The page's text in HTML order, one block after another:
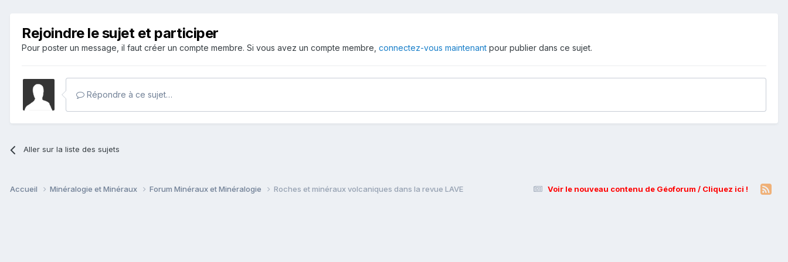
Rejoindre le sujet et participer
Pour poster un message, il faut créer un compte membre. Si vous avez un compte membre, connectez-vous maintenant pour publier dans ce sujet.
Répondre à ce sujet…
Aller sur la liste des sujets
Voir le nouveau contenu de Géoforum / Cliquez ici !
Accueil Minéralogie et Minéraux Forum Minéraux et Minéralogie Roches et minéraux volcaniques dans la revue LAVE